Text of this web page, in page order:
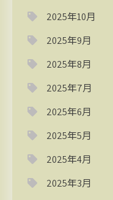
2025年10月
2025年9月
2025年8月
2025年7月
2025年6月
2025年5月
2025年4月
2025年3月